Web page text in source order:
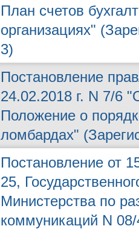
План счетов
организациях"
3)
Постановление
24.02.2018 г. N 7/6
Положение о
ломбардах"
Постановление от
25,
Министерства по
коммуникаций N